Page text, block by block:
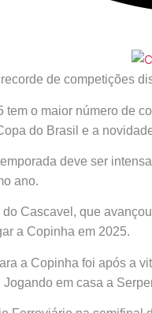
de competições
tem o maior número de
do Brasil e a
deve ser
ano.
Cascavel, que
a Copinha em 2025.
a Copinha foi após a
em casa a